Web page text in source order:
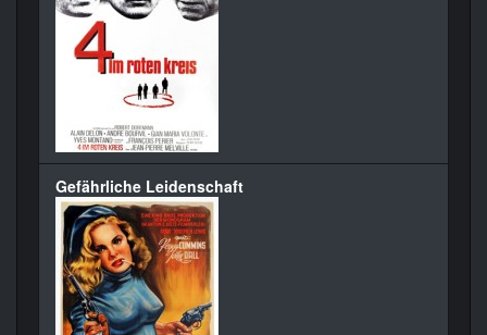
Gefährliche Leidenschaft